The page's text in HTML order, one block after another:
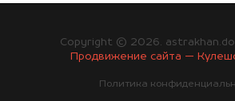
Copyright © 2026.
Продвижение сайта —
Политика